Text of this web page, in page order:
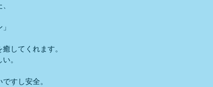
してくれます。
。
すし安全。